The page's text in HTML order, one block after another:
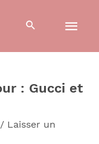
: Gucci et
/ Laisser un